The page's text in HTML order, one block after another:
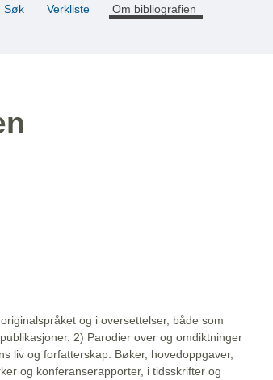
Søk Verkliste Om bibliografien
og i oversettelser, både som
2) Parodier over og omdiktninger
liv og forfatterskap: Bøker, hovedoppgaver,
og konferanserapporter, i tidsskrifter og